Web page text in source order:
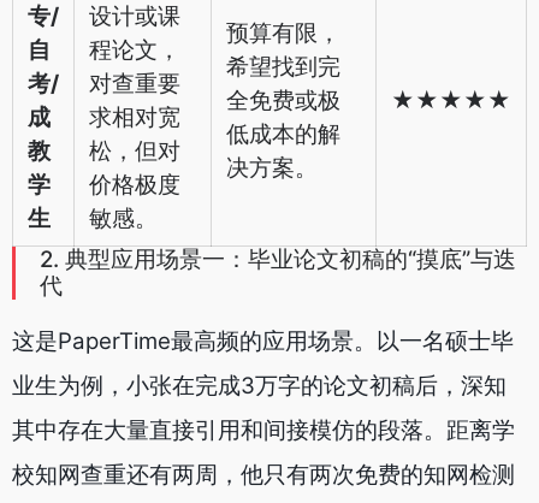
专/
自
考/
成
教
学
生
设计或课
程论文，
对查重要
求相对宽
松，但对
价格极度
敏感。
预算有限，
希望找到完
全免费或极
低成本的解
决方案。
★★★★★
2. 典型应用场景一：毕业论文初稿的“摸底”与迭
代
这是PaperTime最高频的应用场景。以一名硕士毕
业生为例，小张在完成3万字的论文初稿后，深知
其中存在大量直接引用和间接模仿的段落。距离学
校知网查重还有两周，他只有两次免费的知网检测